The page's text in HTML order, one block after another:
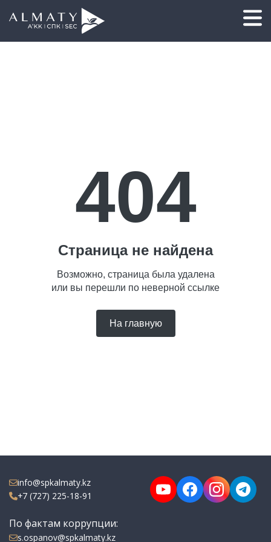
404
Страница не найдена
Возможно, страница была удалена
или вы перешли по неверной ссылке
На главную
info@spkalmaty.kz
+7 (727) 225-18-91
По фактам коррупции:
s.ospanov@spkalmaty.kz